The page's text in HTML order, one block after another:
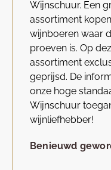
Wijnschuur. Een
assortiment
wijnboeren waar
proeven is. Op
assortiment
geprijsd. De
onze hoge
Wijnschuur
wijnliefhebber!
Benieuwd